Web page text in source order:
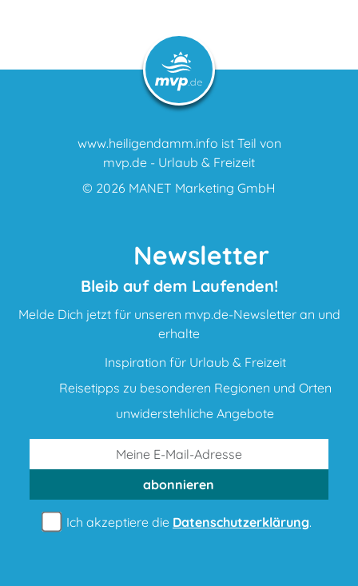
www.heiligendamm.info ist Teil von
mvp.de - Urlaub & Freizeit
© 2026 MANET Marketing GmbH
Newsletter
Bleib auf dem Laufenden!
Melde Dich jetzt für unseren mvp.de-Newsletter an und
erhalte
Inspiration für Urlaub & Freizeit
Reisetipps zu besonderen Regionen und Orten
unwiderstehliche Angebote
abonnieren
Ich akzeptiere die Datenschutzerklärung.